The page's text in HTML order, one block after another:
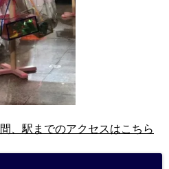
、駅までのアクセスはこちら